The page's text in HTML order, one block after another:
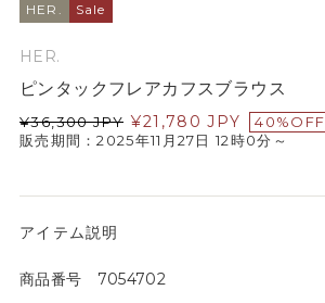
HER. Sale
HER.
ピンタックフレアカフスブラウス
¥36,300 JPY ¥21,780 JPY
40%OFF
販売期間：2025年11月27日 12時0分～
アイテム説明
商品番号 7054702